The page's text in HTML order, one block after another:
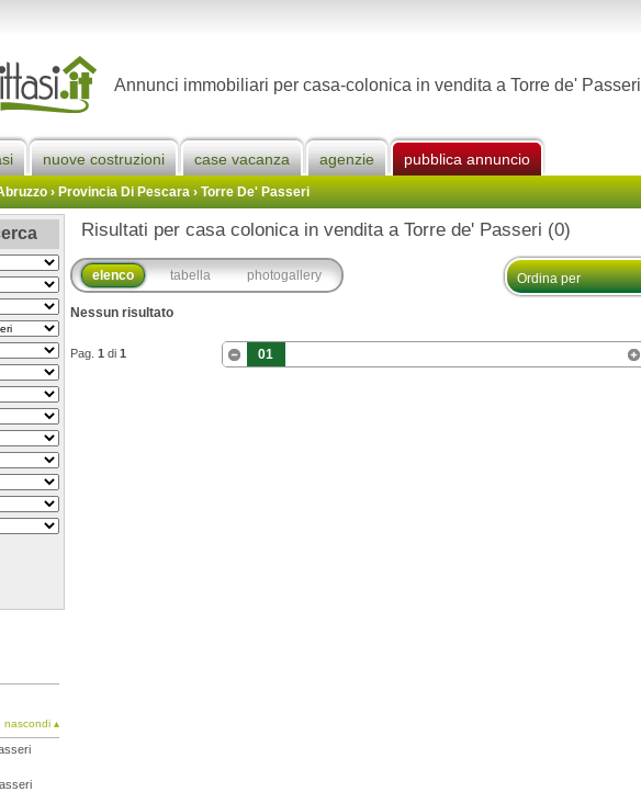
Annunci immobiliari per casa-colonica in vendita a Torre de' Passeri
nuove costruzioni case vacanza agenzie pubblica annuncio
›Provincia Di Pescara›Torre De' Passeri
nascondi ▴
Risultati per casa colonica in vendita a Torre de' Passeri (0)
elenco tabella photogallery
Nessun risultato
Pag. 1 di 1 01